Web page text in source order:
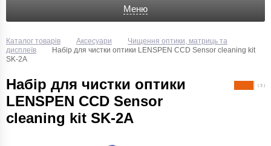
Меню
Каталог товарів Аксесуари
Чищення оптики, матриць та
дисплеїв
Набір для чистки оптики LENSPEN CCD Sensor cleaning kit
SK-2A
Набір для чистки оптики
LENSPEN CCD Sensor
cleaning kit SK-2A
( 3 )